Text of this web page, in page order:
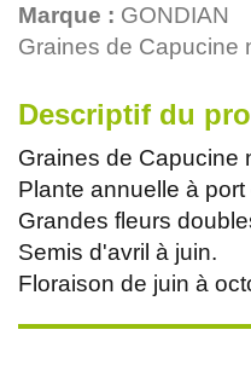
Marque : GONDIAN
Graines de Capucine
Descriptif du
Graines de Capucine
Plante annuelle à
Grandes fleurs
Semis d'avril à juin.
Floraison de juin à